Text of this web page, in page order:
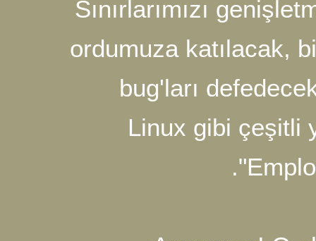
Sınırlarımızı
ordumuza
bug'ları
Linux gibi